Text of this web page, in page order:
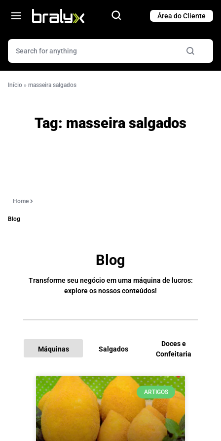
Início » masseira salgados
Tag: masseira salgados
Home
Blog
Blog
Transforme seu negócio em uma máquina de lucros:
explore os nossos conteúdos!
Máquinas Salgados
Doces e
Confeitaria
ARTIGOS